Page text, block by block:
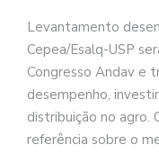
Levantamento
Cepea/Esalq-USP
Congresso Andav e
desempenho,
distribuição no agro.
referência sobre o